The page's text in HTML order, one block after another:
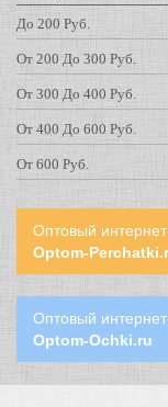
До 200 Руб.
От 200 До 300 Руб.
От 300 До 400 Руб.
От 400 До 600 Руб.
От 600 Руб.
Оптовый
Optom-
Оптовый
Optom-Ochki.ru